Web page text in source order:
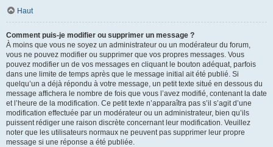
Haut
Comment puis-je modifier ou supprimer un message ?
À moins que vous ne soyez un administrateur ou un modérateur du forum,
vous ne pouvez modifier ou supprimer que vos propres messages. Vous
pouvez modifier un de vos messages en cliquant le bouton adéquat, parfois
dans une limite de temps après que le message initial ait été publié. Si
quelqu’un a déjà répondu à votre message, un petit texte situé en dessous du
message affichera le nombre de fois que vous l’avez modifié, contenant la date
et l’heure de la modification. Ce petit texte n’apparaîtra pas s’il s’agit d’une
modification effectuée par un modérateur ou un administrateur, bien qu’ils
puissent rédiger une raison discrète concernant leur modification. Veuillez
noter que les utilisateurs normaux ne peuvent pas supprimer leur propre
message si une réponse a été publiée.